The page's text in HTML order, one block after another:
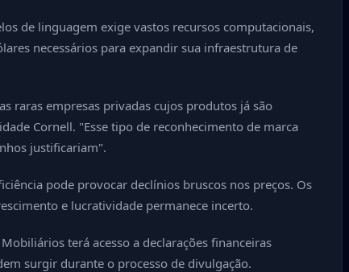
de linguagem exige vastos recursos computacionais,
necessários para expandir sua infraestrutura de
raras empresas privadas cujos produtos já são
Cornell. "Esse tipo de reconhecimento de marca
justificariam".
pode provocar declínios bruscos nos preços. Os
e lucratividade permanece incerto.
terá acesso a declarações financeiras
surgir durante o processo de divulgação.